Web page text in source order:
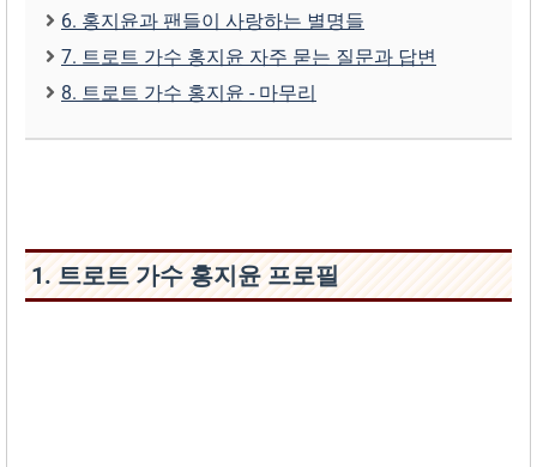
6. 홍지윤과 팬들이 사랑하는 별명들
7. 트로트 가수 홍지윤 자주 묻는 질문과 답변
8. 트로트 가수 홍지윤 - 마무리
1. 트로트 가수 홍지윤 프로필